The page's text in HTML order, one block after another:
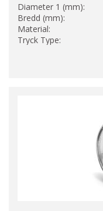
Diameter 1 (mm):
Bredd (mm):
Material:
Tryck Type: